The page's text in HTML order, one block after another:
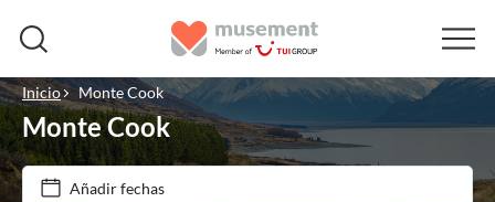
Inicio Monte Cook
Monte Cook
Añadir fechas
Precio (por adulto)